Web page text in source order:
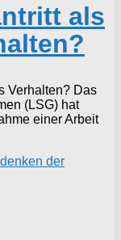
als
Verhalten? Das
(LSG) hat
einer Arbeit